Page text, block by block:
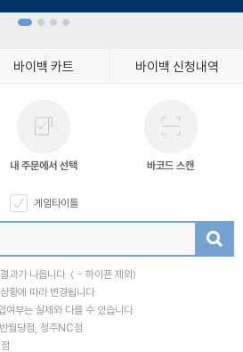
바이백 카트 바이백 신청내역
내 주문에서 선택 바코드 스캔
게임타이틀
과가 나옵니다. ( - 하이픈 제외)
황에 따라 변경됩니다.
여부는 실제와 다를 수 있습니다.
월당점, 청주NC점